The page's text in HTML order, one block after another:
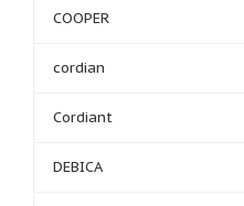
COOPER
cordian
Cordiant
DEBICA